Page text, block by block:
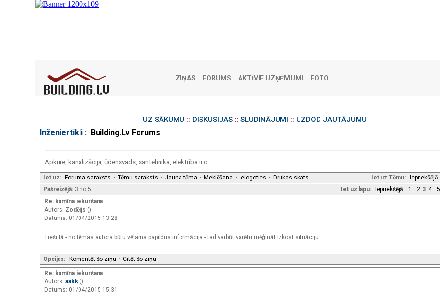
ZIŅAS FORUMS AKTĪVIE UZŅĒMUMI FOTO
UZ SĀKUMU :: DISKUSIJAS:: SLUDINĀJUMI :: UZDOD JAUTĀJUMU
Inženiertīkli : Building.Lv Forums
Apkure, kanalizācija, ūdensvads, santehnika, elektrība u.c.
Iet uz Tēmu: Iepriekšējā
Iet uz: Foruma saraksts • Tēmu saraksts • Jauna tēma • Meklēšana • Ielogoties • Drukas skats
Iet uz lapu: Iepriekšējā 1 2 3 4 5
Pašreizējā: 3 no 5
Re: kamīna iekuršana
Autors: Zodčijs ()
Datums: 01/04/2015 13:28
Tieši tā - no tēmas autora būtu vēlama papildus informācija - tad varbūt varētu mēģināt izkost situāciju
Opcijas: Komentēt šo ziņu • Citēt šo ziņu
Re: kamīna iekuršana
Autors: aakk ()
Datums: 01/04/2015 15:31